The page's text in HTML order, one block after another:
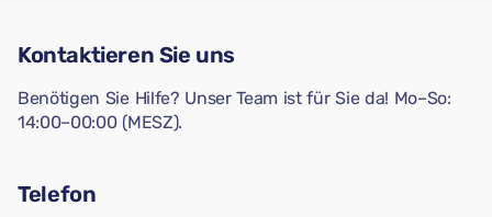
Kontaktieren Sie uns
Benötigen Sie Hilfe? Unser Team ist für Sie da! Mo–So:
14:00–00:00 (MESZ).
Telefon